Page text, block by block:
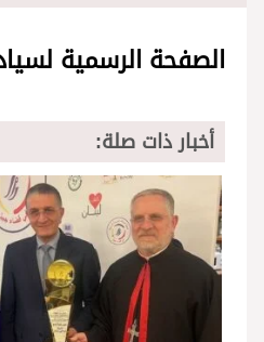
الصفحة الرسمية
أخبار ذات صلة: